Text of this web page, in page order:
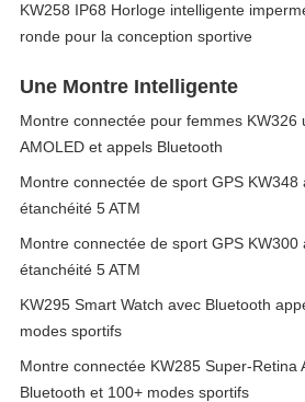
KW258 IP68 Horloge intelligente
ronde pour la conception sportive
Une Montre Intelligente
Montre connectée pour femmes KW326
AMOLED et appels Bluetooth
Montre connectée de sport GPS KW348
étanchéité 5 ATM
Montre connectée de sport GPS KW300
étanchéité 5 ATM
KW295 Smart Watch avec Bluetooth
modes sportifs
Montre connectée KW285 Super-Retina
Bluetooth et 100+ modes sportifs